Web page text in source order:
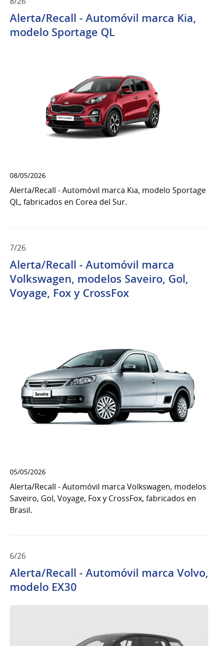
Alerta/Recall - Automóvil marca Kia,
modelo Sportage QL
08/05/2026
Alerta/Recall - Automóvil marca Kia, modelo Sportage
QL, fabricados en Corea del Sur.
7/26
Alerta/Recall - Automóvil marca
Volkswagen, modelos Saveiro, Gol,
Voyage, Fox y CrossFox
05/05/2026
Alerta/Recall - Automóvil marca Volkswagen, modelos
Saveiro, Gol, Voyage, Fox y CrossFox, fabricados en
Brasil.
6/26
Alerta/Recall - Automóvil marca Volvo,
modelo EX30